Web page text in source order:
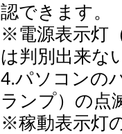
認できます。
※電源表示灯
は判別出来な
4.パソコンの
ランプ）の点
※稼動表示灯